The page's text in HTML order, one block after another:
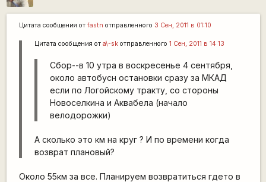
Цитата сообщения от fastn отправленного 3 Сен, 2011 в 01:10
Цитата сообщения от a\-skотправленного 1 Сен, 2011 в 14:13
Сбор--в 10 утра в воскресенье 4 сентября,
около автобусн остановки сразу за МКАД
если по Логойскому тракту, со стороны
Новоселкина и Аквабела (начало
велодорожки)
А сколько это км на круг ? И по времени когда
возврат плановый?
Около 55км за все. Планируем возвратиться гдето в